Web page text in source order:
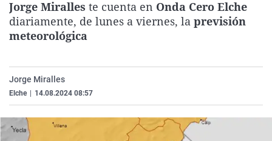
La rosa de los vientos
Gente viajera
Caso
Retornados
Extremadura
Galicia
Virales
Televisión
Jorge Miralles te cuenta en Onda Cero Elche
diariamente, de lunes a viernes, la previsión
meteorológica
Jorge Miralles
Elche 14.08.2024 08:57